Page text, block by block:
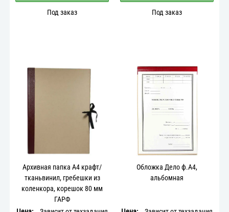
Под заказ
Под заказ
Архивная папка А4 крафт/
тканьвинил, гребешки из
коленкора, корешок 80 мм
ГАРФ
Обложка Дело ф.А4,
альбомная